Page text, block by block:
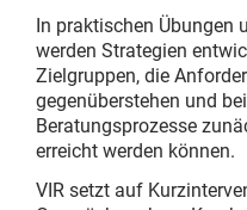
In praktischen Übungen
werden Strategien
Zielgruppen, die
gegenüberstehen und
Beratungsprozesse
erreicht werden können.
VIR setzt auf